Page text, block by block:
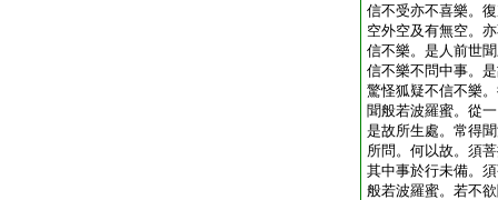
信不受亦不喜樂。
空外空及有無空。
信不樂。是人前世
信不樂不問中事。
驚怪狐疑不信不樂
聞般若波羅蜜。從
是故所生處。常得
所問。何以故。須
其中事於行未備。
般若波羅蜜。若不